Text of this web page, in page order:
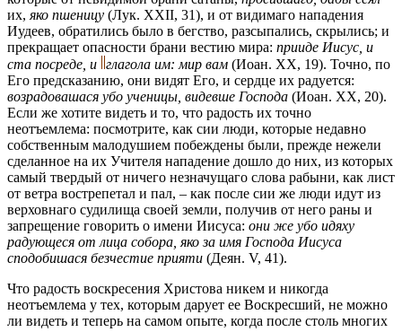
их, яко пшеницу (Лук. XXII, 31), и от видимаго нападения
Иудеев, обратились было в бегство, разсыпались, скрылись; и
прекращает опасности брани вестию мира: прииде Иисус, и
ста посреде, и глагола им: мир вам (Иоан. XX, 19). Точно, по
Его предсказанию, они видят Его, и сердце их радуется:
возрадовашася убо ученицы, видевше Господа (Иоан. XX, 20).
Если же хотите видеть и то, что радость их точно
неотъемлема: посмотрите, как сии люди, которые недавно
собственным малодушием побеждены были, прежде нежели
сделанное на их Учителя нападение дошло до них, из которых
самый твердый от ничего незначущаго слова рабыни, как лист
от ветра вострепетал и пал, – как после сии же люди идут из
верховнаго судилища своей земли, получив от него раны и
запрещение говорить о имени Иисуса: они же убо идяху
радующеся от лица собора, яко за имя Господа Иисуса
сподобишася безчестие прияти (Деян. V, 41).
Что радость воскресения Христова никем и никогда
неотъемлема у тех, которым дарует ее Воскресший, не можно
ли видеть и теперь на самом опыте, когда после столь многих